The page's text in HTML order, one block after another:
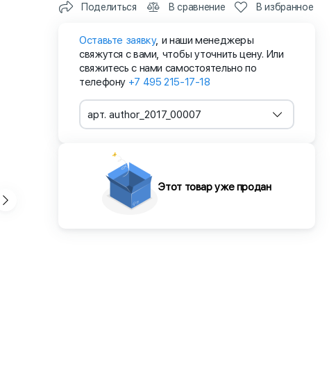
Поделиться В сравнение В избранное
Оставьте заявку, и наши менеджеры
свяжутся с вами, чтобы уточнить цену. Или
свяжитесь с нами самостоятельно по
телефону +7 495 215-17-18
арт. author_2017_00007
Этот товар уже продан